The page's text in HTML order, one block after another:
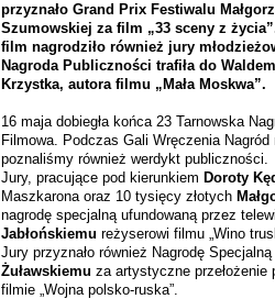
przyznało Grand Prix Festiwalu
Szumowskiej za film „33 sceny z
film nagrodziło również jury
Nagroda Publiczności trafiła do
Krzystka, autora filmu „Mała Moskwa”.
16 maja dobiegła końca 23 Tarnowska
Filmowa. Podczas Gali Wręczenia
poznaliśmy również werdykt publiczności.
Jury, pracujące pod kierunkiem Doroty
Maszkarona oraz 10 tysięcy złotych
nagrodę specjalną ufundowaną przez
Jabłońskiemu reżyserowi filmu „Wino
Jury przyznało również Nagrodę
Żuławskiemu za artystyczne przełożenie
filmie „Wojna polsko-ruska”.